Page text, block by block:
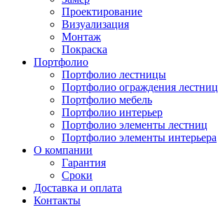
Проектирование
Визуализация
Монтаж
Покраска
Портфолио
Портфолио лестницы
Портфолио ограждения лестниц
Портфолио мебель
Портфолио интерьер
Портфолио элементы лестниц
Портфолио элементы интерьера
О компании
Гарантия
Сроки
Доставка и оплата
Контакты